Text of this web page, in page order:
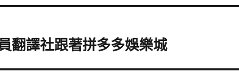
翻譯社跟著拼多多娛樂城